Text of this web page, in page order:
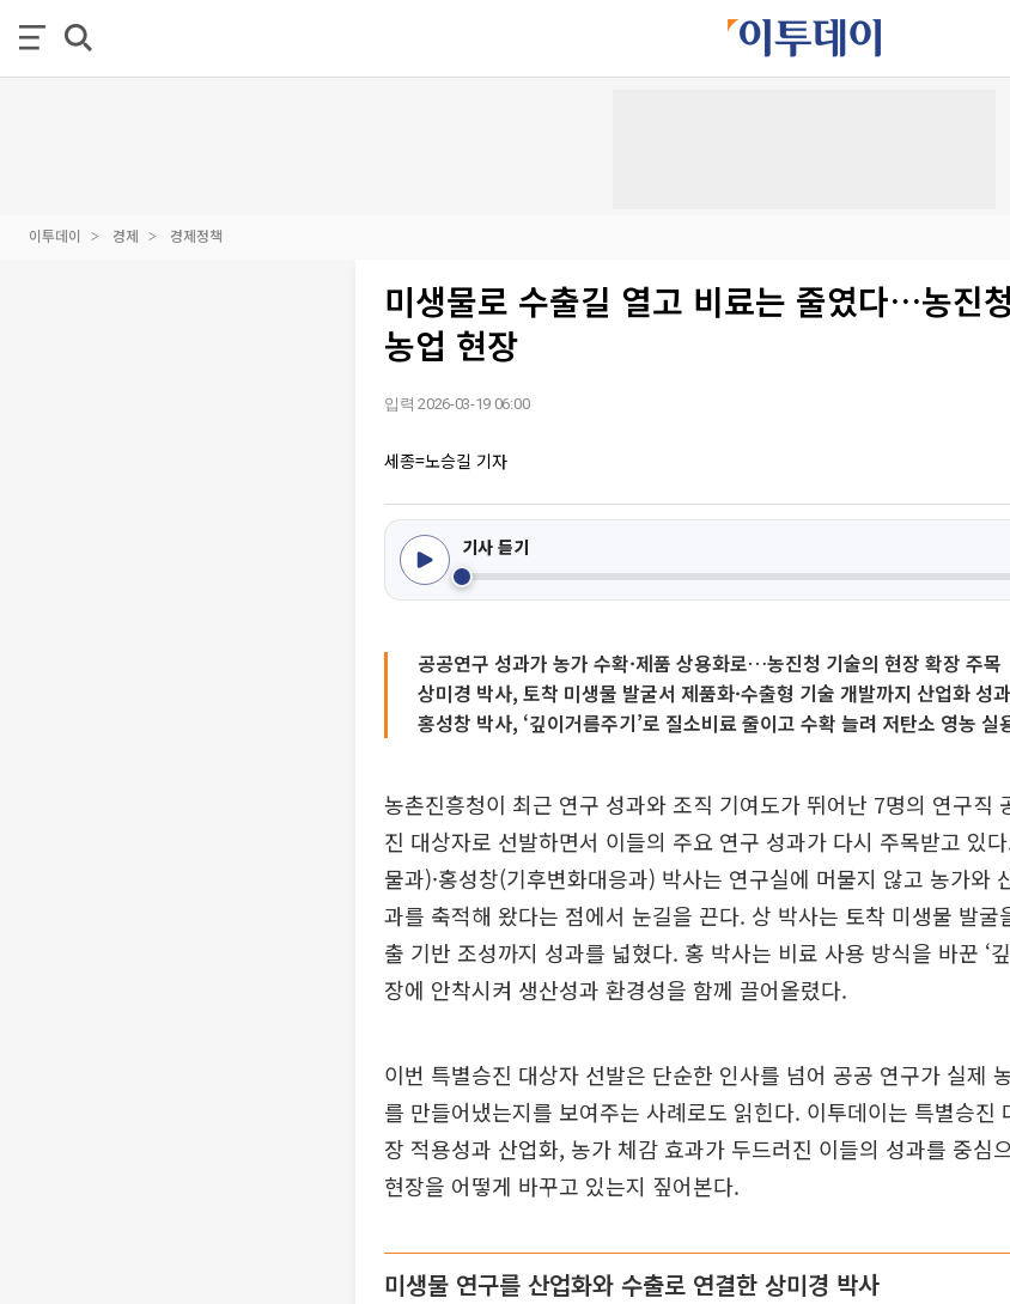
이투데이 경제 경제정책
미생물로 수출길 열고 비료는 줄였다…농진
농업 현장
입력 2026-03-19 06:00
세종=노승길 기자
기사 듣기
공공연구 성과가 농가 수확·제품 상용화로…농진청 기술의 현장 확장 주목
상미경 박사, 토착 미생물 발굴서 제품화·수출형 기술 개발까지 산업화 성과
홍성창 박사, ‘깊이거름주기’로 질소비료 줄이고 수확 늘려 저탄소 영농 실
농촌진흥청이 최근 연구 성과와 조직 기여도가 뛰어난 7명의 연구직
진 대상자로 선발하면서 이들의 주요 연구 성과가 다시 주목받고 있
물과)·홍성창(기후변화대응과) 박사는 연구실에 머물지 않고 농가와
과를 축적해 왔다는 점에서 눈길을 끈다. 상 박사는 토착 미생물 발굴
출 기반 조성까지 성과를 넓혔다. 홍 박사는 비료 사용 방식을 바꾼 ‘
장에 안착시켜 생산성과 환경성을 함께 끌어올렸다.
이번 특별승진 대상자 선발은 단순한 인사를 넘어 공공 연구가 실제
를 만들어냈는지를 보여주는 사례로도 읽힌다. 이투데이는 특별승진
장 적용성과 산업화, 농가 체감 효과가 두드러진 이들의 성과를 중심
현장을 어떻게 바꾸고 있는지 짚어본다.
미생물 연구를 산업화와 수출로 연결한 상미경 박사